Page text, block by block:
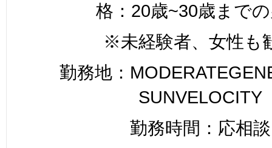
格：20歳~30歳まで
※未経験者、女性も
勤務地：
SUNVELOCITY
勤務時間：応相談